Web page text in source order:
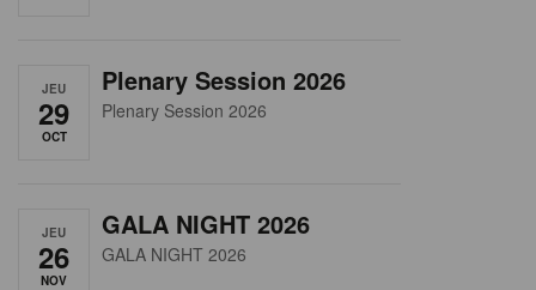
JEU
29
OCT
Plenary Session 2026
Plenary Session 2026
JEU
26
NOV
GALA NIGHT 2026
GALA NIGHT 2026